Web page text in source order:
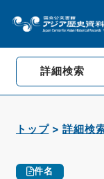
詳細検索
トップ 詳細検
件名